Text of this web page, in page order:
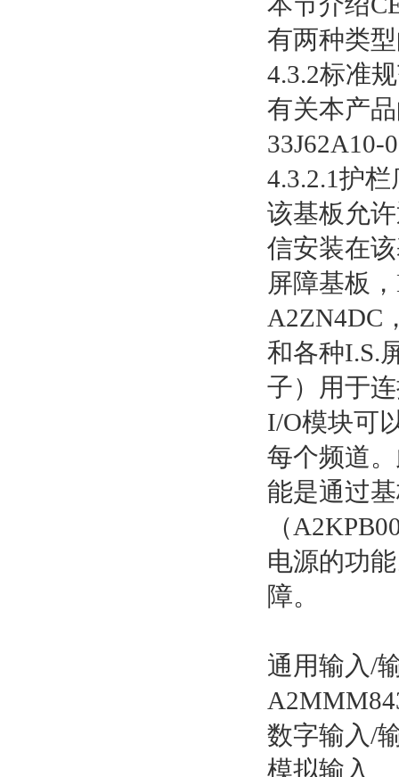
有两种类
4.3.2标准
有关本产
33J62A10-
4.3.2.1护
该基板允
信安装在
屏障基板
A2ZN4DC
和各种I.S.
子）用于
I/O模块可
每个频道
能是通过
（
电源的功
障。
通用输入/
数字输入/
模拟输入